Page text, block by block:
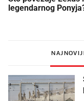
legendarnog